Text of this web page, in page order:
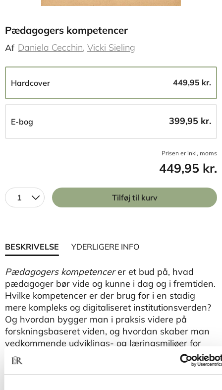
Pædagogers kompetencer
Af Daniela Cecchin Vicki Sieling
Hardcover 449,95 kr.
E-bog 399,95 kr.
Prisen er inkl, moms
449,95 kr.
1 Tilføj til kurv
BESKRIVELSE YDERLIGERE INFO
Pædagogers kompetencerer et bud på, hvad
pædagoger bør vide og kunne i dag og i fremtiden.
Hvilke kompetencer er der brug for i en stadig
mere kompleks og digitaliseret institutionsverden?
Og hvordan bygger man i praksis videre på
forskningsbaseret viden, og hvordan skaber man
vedkommende udviklings- og læringsmiljøer for
børn og unge?
Forfattergruppen består af fremtrædende forskere,